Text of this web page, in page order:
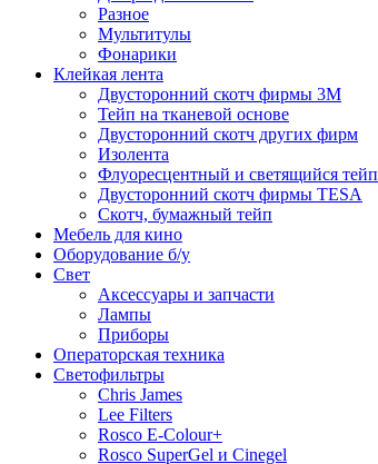
Разное
Мультитулы
Фонарики
Клейкая лента
Двусторонний скотч фирмы 3M
Тейп на тканевой основе
Двусторонний скотч других фирм
Изолента
Флуоресцентный и светящийся тейп
Двусторонний скотч фирмы TESA
Скотч, бумажный тейп
Мебель для кино
Оборудование б/у
Свет
Аксессуары и запчасти
Лампы
Приборы
Операторская техника
Светофильтры
Chris James
Lee Filters
Rosco E-Colour+
Rosco SuperGel и Cinegel